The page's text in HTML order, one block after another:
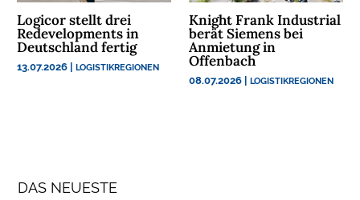
N
T
E
R
N
Logicor stellt drei
Redevelopments in
Deutschland fertig
13.07.2026 |LOGISTIKREGIONEN
Knight Frank Industrial
berät Siemens bei
Anmietung in
Offenbach
08.07.2026 |LOGISTIKREGIONEN
DAS NEUESTE